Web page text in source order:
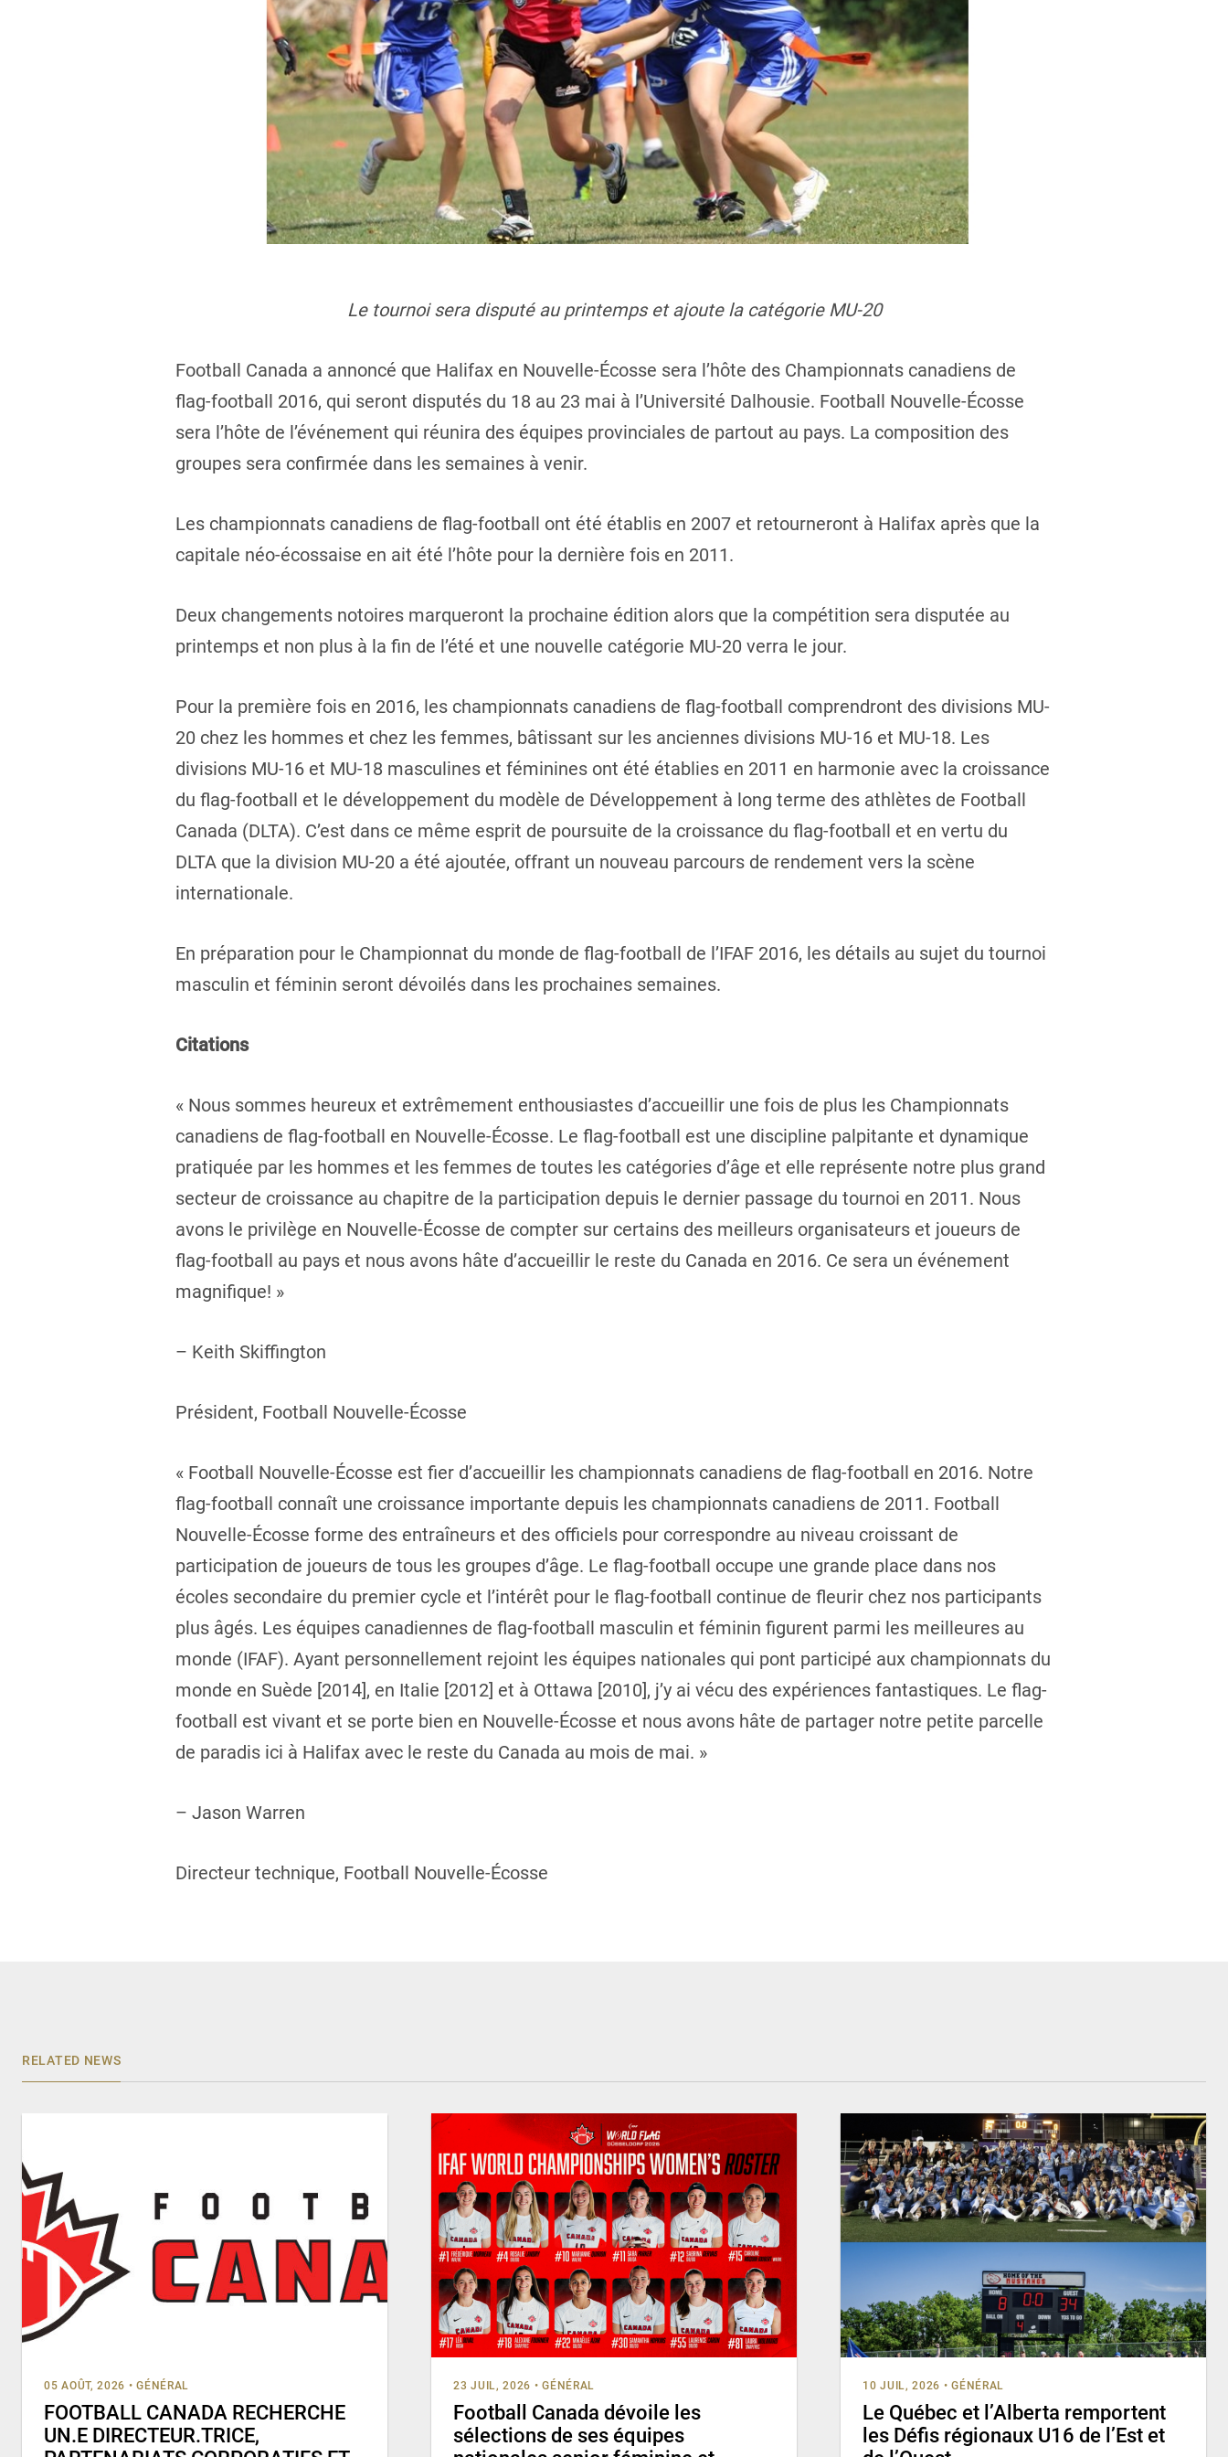
Le tournoi sera disputé au printemps et ajoute la catégorie MU-20
Football Canada a annoncé que Halifax en Nouvelle-Écosse sera l’hôte des Championnats canadiens de
flag-football 2016, qui seront disputés du 18 au 23 mai à l’Université Dalhousie. Football Nouvelle-Écosse
sera l’hôte de l’événement qui réunira des équipes provinciales de partout au pays. La composition des
groupes sera confirmée dans les semaines à venir.
Les championnats canadiens de flag-football ont été établis en 2007 et retourneront à Halifax après que la
capitale néo-écossaise en ait été l’hôte pour la dernière fois en 2011.
Deux changements notoires marqueront la prochaine édition alors que la compétition sera disputée au
printemps et non plus à la fin de l’été et une nouvelle catégorie MU-20 verra le jour.
Pour la première fois en 2016, les championnats canadiens de flag-football comprendront des divisions MU-
20 chez les hommes et chez les femmes, bâtissant sur les anciennes divisions MU-16 et MU-18. Les
divisions MU-16 et MU-18 masculines et féminines ont été établies en 2011 en harmonie avec la croissance
du flag-football et le développement du modèle de Développement à long terme des athlètes de Football
Canada (DLTA). C’est dans ce même esprit de poursuite de la croissance du flag-football et en vertu du
DLTA que la division MU-20 a été ajoutée, offrant un nouveau parcours de rendement vers la scène
internationale.
En préparation pour le Championnat du monde de flag-football de l’IFAF 2016, les détails au sujet du tournoi
masculin et féminin seront dévoilés dans les prochaines semaines.
Citations
« Nous sommes heureux et extrêmement enthousiastes d’accueillir une fois de plus les Championnats
canadiens de flag-football en Nouvelle-Écosse. Le flag-football est une discipline palpitante et dynamique
pratiquée par les hommes et les femmes de toutes les catégories d’âge et elle représente notre plus grand
secteur de croissance au chapitre de la participation depuis le dernier passage du tournoi en 2011. Nous
avons le privilège en Nouvelle-Écosse de compter sur certains des meilleurs organisateurs et joueurs de
flag-football au pays et nous avons hâte d’accueillir le reste du Canada en 2016. Ce sera un événement
magnifique! »
– Keith Skiffington
Président, Football Nouvelle-Écosse
« Football Nouvelle-Écosse est fier d’accueillir les championnats canadiens de flag-football en 2016. Notre
flag-football connaît une croissance importante depuis les championnats canadiens de 2011. Football
Nouvelle-Écosse forme des entraîneurs et des officiels pour correspondre au niveau croissant de
participation de joueurs de tous les groupes d’âge. Le flag-football occupe une grande place dans nos
écoles secondaire du premier cycle et l’intérêt pour le flag-football continue de fleurir chez nos participants
plus âgés. Les équipes canadiennes de flag-football masculin et féminin figurent parmi les meilleures au
monde (IFAF). Ayant personnellement rejoint les équipes nationales qui pont participé aux championnats du
monde en Suède [2014], en Italie [2012] et à Ottawa [2010], j’y ai vécu des expériences fantastiques. Le flag-
football est vivant et se porte bien en Nouvelle-Écosse et nous avons hâte de partager notre petite parcelle
de paradis ici à Halifax avec le reste du Canada au mois de mai. »
– Jason Warren
Directeur technique, Football Nouvelle-Écosse
RELATED NEWS
05 AOÛT, 2026 • GÉNÉRAL
FOOTBALL CANADA RECHERCHE
UN.E DIRECTEUR.TRICE,
23 JUIL, 2026 • GÉNÉRAL
Football Canada dévoile les
sélections de ses équipes
10 JUIL, 2026 • GÉNÉRAL
Le Québec et l’Alberta remportent
les Défis régionaux U16 de l’Est et